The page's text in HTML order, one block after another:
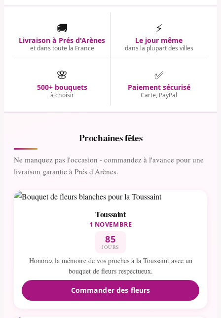
🚚
Livraison à Prés d'Arènes
et dans toute la France
⚡
Le jour même
dans la plupart des villes
🌸
500+ bouquets
à choisir
✅
Paiement sécurisé
Carte, PayPal
Prochaines fêtes
Ne manquez pas l'occasion - commandez à l'avance pour une
livraison garantie à Prés d'Arènes.
Toussaint
1 NOVEMBRE
85
JOURS
Honorez la mémoire de vos proches à la Toussaint avec un
bouquet de fleurs respectueux.
Commander des fleurs